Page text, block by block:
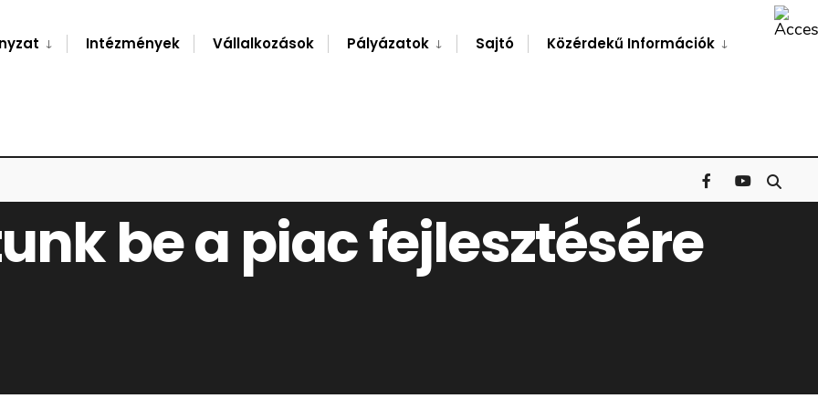
Intézmények Vállalkozások Pályázatok Sajtó Közérdekű Információk
be a piac fejlesztésére
Window